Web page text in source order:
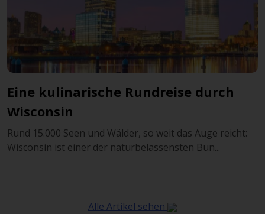
Eine kulinarische Rundreise durch
Wisconsin
Rund 15.000 Seen und Wälder, so weit das Auge reicht:
Wisconsin ist einer der naturbelassensten Bun...
Alle Artikel sehen